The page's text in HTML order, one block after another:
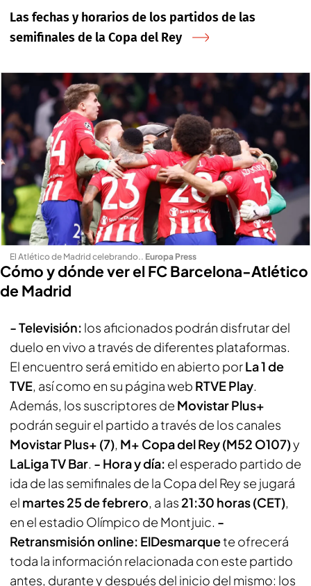
Las fechas y horarios de los partidos de las
semifinales de la Copa del Rey
El Atlético de Madrid celebrando.. Europa Press
Cómo y dónde ver el FC Barcelona-Atlético
de Madrid
- Televisión: los aficionados podrán disfrutar del
duelo en vivo a través de diferentes plataformas.
El encuentro será emitido en abierto porLa 1 de
TVE, así como en su página web RTVE Play.
Además, los suscriptores de Movistar Plus+
podrán seguir el partido a través de los canales
Movistar Plus+ (7), M+ Copa del Rey (M52 O107)y
LaLiga TV Bar. - Hora y día: el esperado partido de
ida de las semifinales de la Copa del Rey se jugará
el martes 25 de febrero, a las 21:30 horas (CET),
en el estadio Olímpico de Montjuic. -
Retransmisión online: ElDesmarquete ofrecerá
toda la información relacionada con este partido
antes, durante y después del inicio del mismo: los